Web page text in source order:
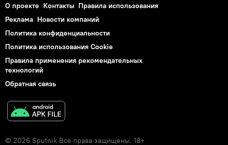
О проекте Контакты Правила использования
Реклама Новости компаний
Политика конфиденциальности
Политика использования Cookie
Правила применения рекомендательных
технологий
Обратная связь
© 2026 Sputnik Все права защищены. 18+